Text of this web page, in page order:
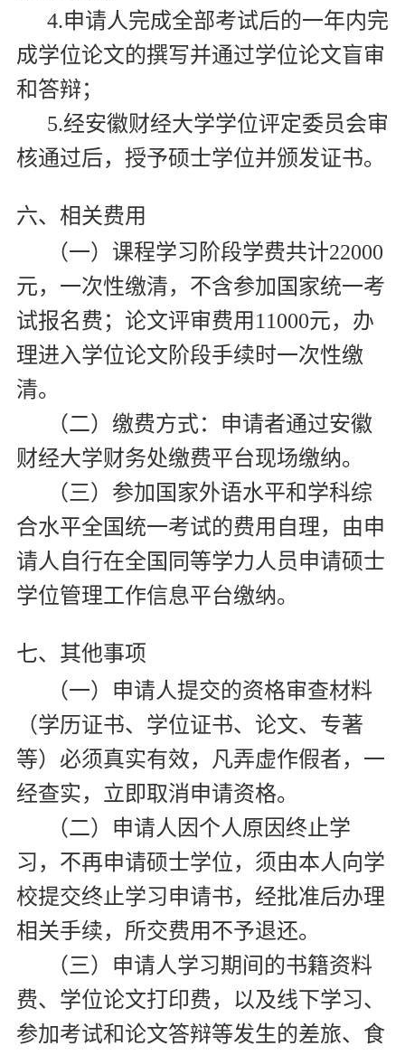
4.申请人完成全部考试后的一年内完
成学位论文的撰写并通过学位论文盲审
和答辩；
5.经安徽财经大学学位评定委员会审
核通过后，授予硕士学位并颁发证书。
六、相关费用
（一）课程学习阶段学费共计22000
元，一次性缴清，不含参加国家统一考
试报名费；论文评审费用 11000元，办
理进入学位论文阶段手续时一次性缴
清。
（二）缴费方式：申请者通过安徽
财经大学财务处缴费平台现场缴纳。
（三）参加国家外语水平和学科综
合水平全国统一考试的费用自理，由申
请人自行在全国同等学力人员申请硕士
学位管理工作信息平台缴纳。
七、其他事项
（一）申请人提交的资格审查材料
（学历证书、学位证书、论文、专著
等）必须真实有效，凡弄虚作假者，一
经查实，立即取消申请资格。
（二）申请人因个人原因终止学
习，不再申请硕士学位，须由本人向学
校提交终止学习申请书，经批准后办理
相关手续，所交费用不予退还。
（三）申请人学习期间的书籍资料
费、学位论文打印费，以及线下学习、
参加考试和论文答辩等发生的差旅、食